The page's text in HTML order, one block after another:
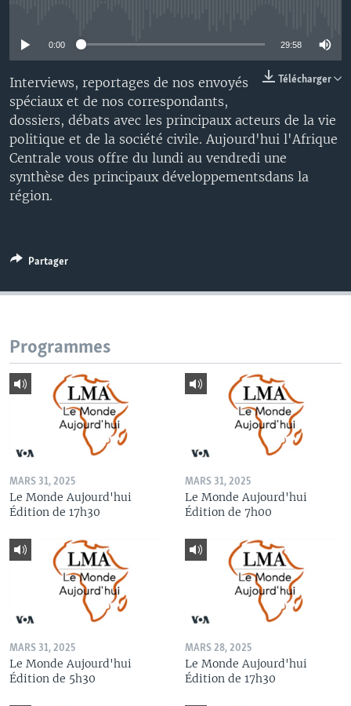
0:00 29:58
Télécharger
Interviews, reportages de nos envoyés
spéciaux et de nos correspondants,
dossiers, débats avec les principaux acteurs de la vie
politique et de la société civile. Aujourd'hui l'Afrique
Centrale vous offre du lundi au vendredi une
synthèse des principaux développementsdans la
région.
Partager
Programmes
MARS 31, 2025
Le Monde Aujourd'hui
Édition de 17h30
MARS 31, 2025
Le Monde Aujourd'hui
Édition de 7h00
MARS 31, 2025
Le Monde Aujourd'hui
Édition de 5h30
MARS 28, 2025
Le Monde Aujourd'hui
Édition de 17h30